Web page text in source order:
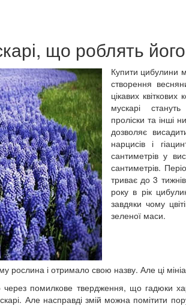
що роблять
Купити цибулини
створення
цікавих
мускарі
проліски та інші
дозволяє
нарцисів і
сантиметрів у
сантиметрів.
триває до 3
року в рік
завдяки чому
зеленої маси.
рослина і отримало свою назву. Але ці
помилкове твердження, що гадюки
Але насправді змій можна помітити